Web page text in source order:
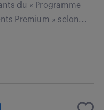
du « Programme
Premium » selon...